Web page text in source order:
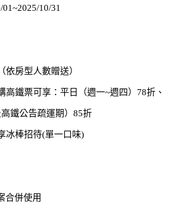
10/31
依房型人數贈送）
高鐵票可享：平日（週一~週四）78折、
鐵公告疏運期）85折
冰棒招待(單一口味)
合併使用